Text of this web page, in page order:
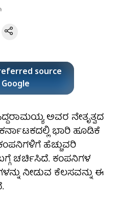
source
ಅವರ ನೇತೃತ್ವದ
ಭಾರಿ ಹೂಡಿಕೆ
ಹೆಚ್ಚುವರಿ
ಚರ್ಚಿಸಿದೆ. ಕಂಪನಿಗಳ
ನೀಡುವ ಕೆಲಸವನ್ನು ಈ